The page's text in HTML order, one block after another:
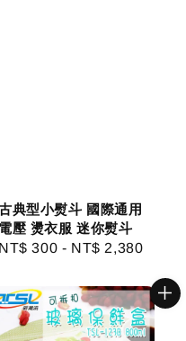
典型小熨斗 國際通用
電壓 燙衣服 迷你熨斗
Regular
NT$ 300 - NT$ 2,380